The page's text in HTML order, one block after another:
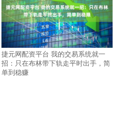
捷元网配资平台 我的交易系统就一
招：只在布林带下轨走平时出手，简
单到稳赚